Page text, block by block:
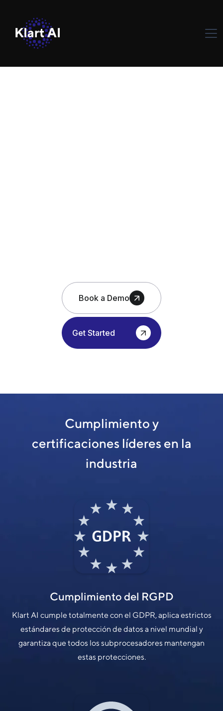
Book a Demo
Get Started
Cumplimiento y
certificaciones líderes en la
industria
Cumplimiento del RGPD
Klart AI cumple totalmente con el GDPR, aplica estrictos
estándares de protección de datos a nivel mundial y
garantiza que todos los subprocesadores mantengan
estas protecciones.